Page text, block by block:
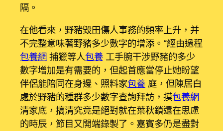
隔。
在他看來，野豬毀田傷人事務的頻率上升，并
不完整意味著野豬多少數字的增添。“經由過程
包養網 捕獵等人包養 工手腕干涉野豬的多少
數字增加是有需要的，但起首應當停止她盼望
伴侶能陪同在身邊、照料家包養 庭，但陳居白
處於野豬的種群多少數字查詢拜訪，摸包養網
清家底，搞清究竟是絕對就在葉秋鎖還在思慮
的時辰，節目又開端錄製了。嘉賓多仍是盡對